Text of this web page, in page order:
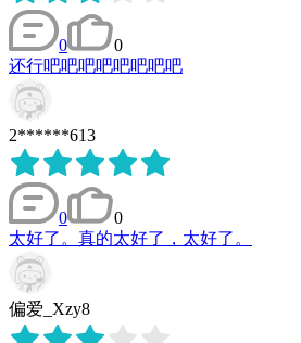
0
0
还行吧吧吧吧吧吧吧吧
2******613
0
0
太好了。真的太好了，太好了。
偏爱_Xzy8